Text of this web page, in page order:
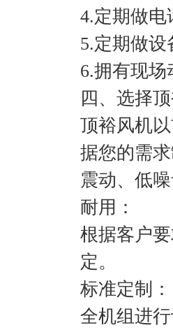
4.定期做
5.定期做
6.拥有现
四、选择
顶裕风机
据您的需
震动、低
耐用：
根据客户
定。
标准定制：
全机组进